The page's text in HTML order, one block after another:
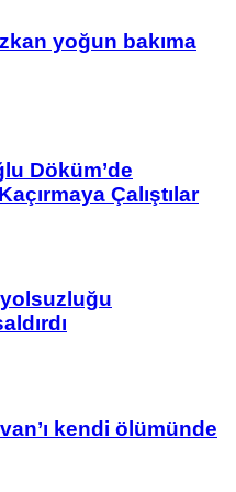
yoğun bakıma
Döküm’de
Çalıştılar
yolsuzluğu
kendi ölümünde